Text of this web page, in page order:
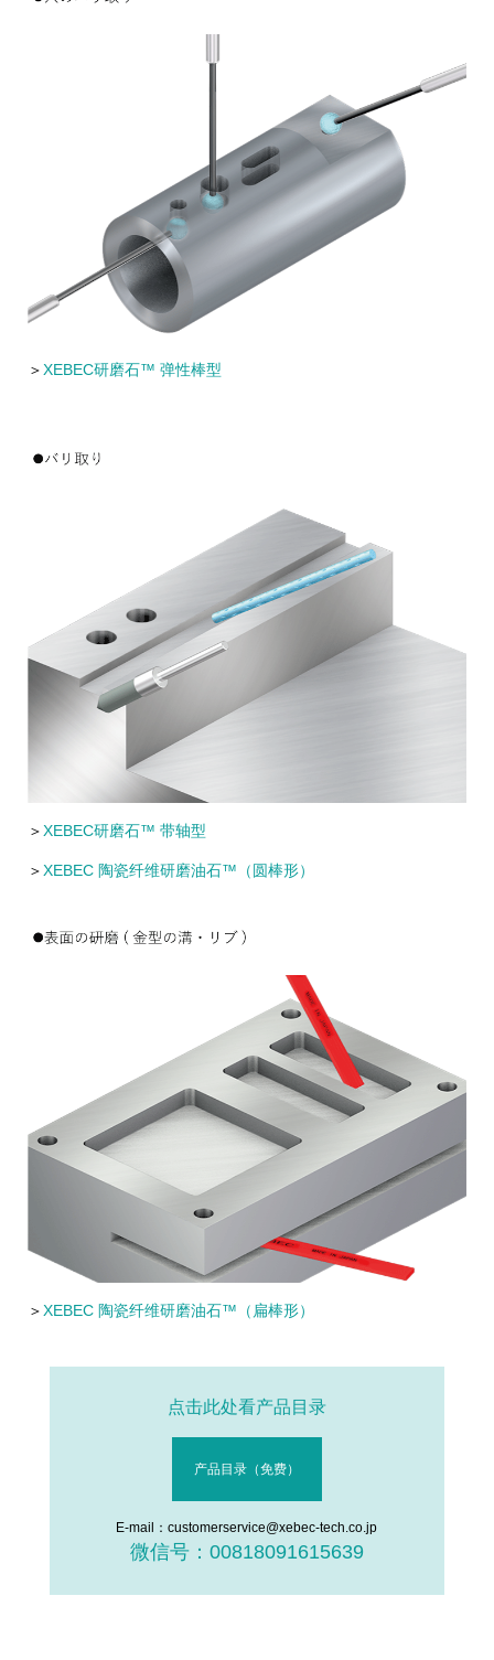
＞XEBEC研磨石™ 弹性棒型
＞XEBEC研磨石™ 带轴型
＞XEBEC 陶瓷纤维研磨油石™（圆棒形）
＞XEBEC 陶瓷纤维研磨油石™（扁棒形）
点击此处看产品目录
产品目录（免费）
E-mail：customerservice@xebec-tech.co.jp
微信号：00818091615639